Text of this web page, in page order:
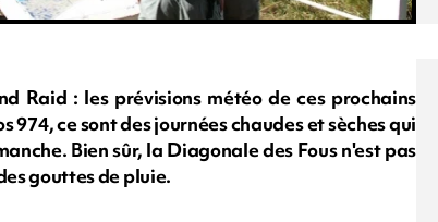
Raid : les prévisions météo de ces prochains
ce sont des journées chaudes et sèches qui
Bien sûr, la Diagonale des Fous n'est pas
gouttes de pluie.